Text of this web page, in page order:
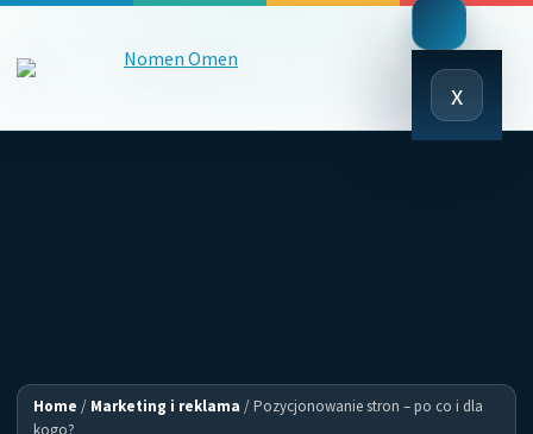
x
Close
Menu
Home / Marketing i reklama /Pozycjonowanie stron – po co i dla
kogo?